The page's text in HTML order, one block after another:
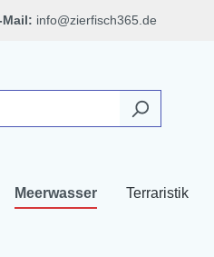
Mail: info@zierfisch365.de
Meerwasser Terraristik